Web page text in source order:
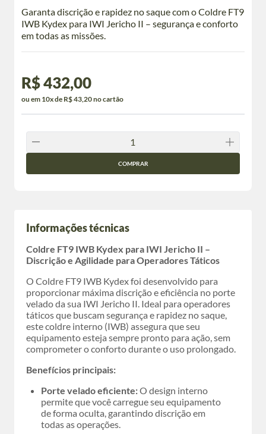
Garanta discrição e rapidez no saque com o Coldre FT9
IWB Kydex para IWI Jericho II – segurança e conforto
em todas as missões.
R$ 432,00
ou em 10x de R$ 43,20 no cartão
COMPRAR
Informações técnicas
Coldre FT9 IWB Kydex para IWI Jericho II –
Discrição e Agilidade para Operadores Táticos
O Coldre FT9 IWB Kydex foi desenvolvido para
proporcionar máxima discrição e eficiência no porte
velado da sua IWI Jericho II. Ideal para operadores
táticos que buscam segurança e rapidez no saque,
este coldre interno (IWB) assegura que seu
equipamento esteja sempre pronto para ação, sem
comprometer o conforto durante o uso prolongado.
Benefícios principais:
Porte velado eficiente:O design interno
permite que você carregue seu equipamento
de forma oculta, garantindo discrição em
todas as operações.